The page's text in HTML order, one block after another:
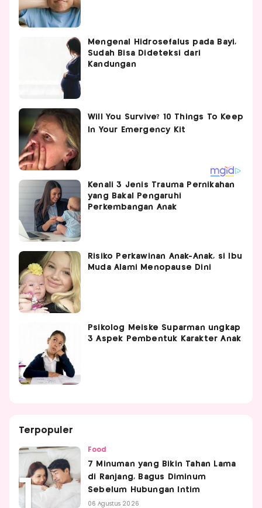
Mengenal Hidrosefalus pada Bayi,
Sudah Bisa Dideteksi dari
Kandungan
Kenali 3 Jenis Trauma Pernikahan
yang Bakal Pengaruhi
Perkembangan Anak
Risiko Perkawinan Anak-Anak, si Ibu
Muda Alami Menopause Dini
Psikolog Meiske Suparman ungkap
3 Aspek Pembentuk Karakter Anak
Terpopuler
Food
7 Minuman yang Bikin Tahan Lama
di Ranjang, Bagus Diminum
Sebelum Hubungan Intim
06 Agustus 2026